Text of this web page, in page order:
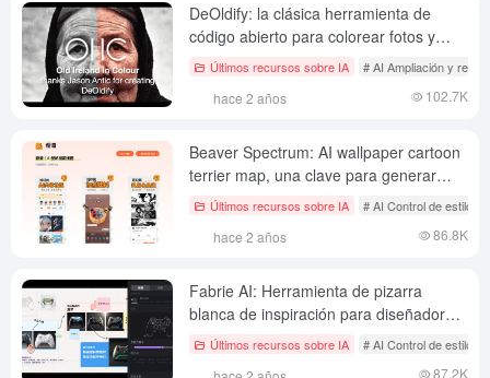
DeOldify: la clásica herramienta de
código abierto para colorear fotos y
vídeos en blanco y negro mediante
Últimos recursos sobre IA # AI Ampliación y
hace 2 años 102.7K
Beaver Spectrum: AI wallpaper cartoon
terrier map, una clave para generar
fondos de pantalla personalizados y
Últimos recursos sobre IA # AI Control de estilo
hace 2 años 86.8K
Fabrie AI: Herramienta de pizarra
blanca de inspiración para diseñadores,
pizarra blanca colaborativa en línea y
Últimos recursos sobre IA # AI Control de estilo
87.2K